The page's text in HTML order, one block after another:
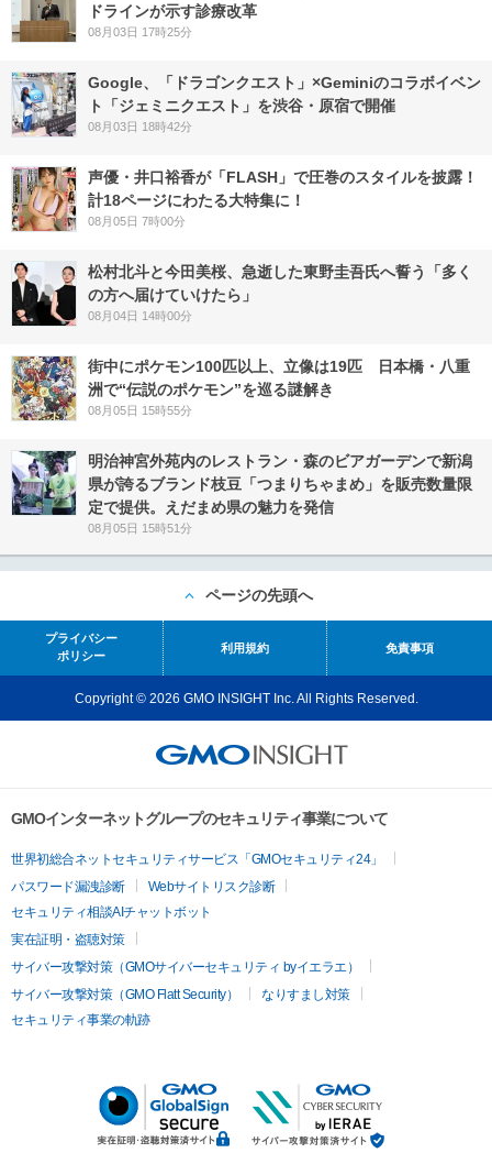
ドラインが示す診療改革
08月03日 17時25分
Google、「ドラゴンクエスト」×Geminiのコラボイベン
ト「ジェミニクエスト」を渋谷・原宿で開催
08月03日 18時42分
声優・井口裕香が「FLASH」で圧巻のスタイルを披露！
計18ページにわたる大特集に！
08月05日 7時00分
松村北斗と今田美桜、急逝した東野圭吾氏へ誓う「多く
の方へ届けていけたら」
08月04日 14時00分
街中にポケモン100匹以上、立像は19匹 日本橋・八重
洲で“伝説のポケモン”を巡る謎解き
08月05日 15時55分
明治神宮外苑内のレストラン・森のビアガーデンで新潟
県が誇るブランド枝豆「つまりちゃまめ」を販売数量限
定で提供。えだまめ県の魅力を発信
08月05日 15時51分
ページの先頭へ
プライバシー
ポリシー
利用規約 免責事項
Copyright © 2026 GMO INSIGHT Inc. All Rights Reserved.
GMOインターネットグループのセキュリティ事業について
世界初総合ネットセキュリティサービス「GMOセキュリティ24」
パスワード漏洩診断
Webサイトリスク診断
セキュリティ相談AIチャットボット
実在証明・盗聴対策
サイバー攻撃対策（GMOサイバーセキュリティ byイエラエ）
サイバー攻撃対策（GMO Flatt Security）
なりすまし対策
セキュリティ事業の軌跡